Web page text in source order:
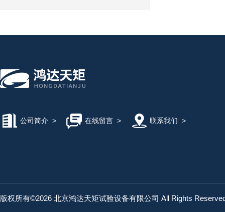
公司简介 > 在线留言> 联系我们 >
版权所有©2026 北京鸿达天矩试验设备有限公司 All Rights